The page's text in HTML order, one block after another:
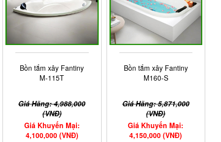
Bồn tắm xây Fantiny
M-115T
Giá Hãng: 4,988,000
(VNĐ)
Giá Khuyến Mại:
4,100,000 (VNĐ)
Bồn tắm xây Fantiny
M160-S
Giá Hãng: 5,871,000
(VNĐ)
Giá Khuyến Mại:
4,150,000 (VNĐ)